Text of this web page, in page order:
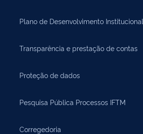
Plano de Desenvolvimento Institucional
Transparência e prestação de contas
Proteção de dados
Pesquisa Pública Processos IFTM
Corregedoria